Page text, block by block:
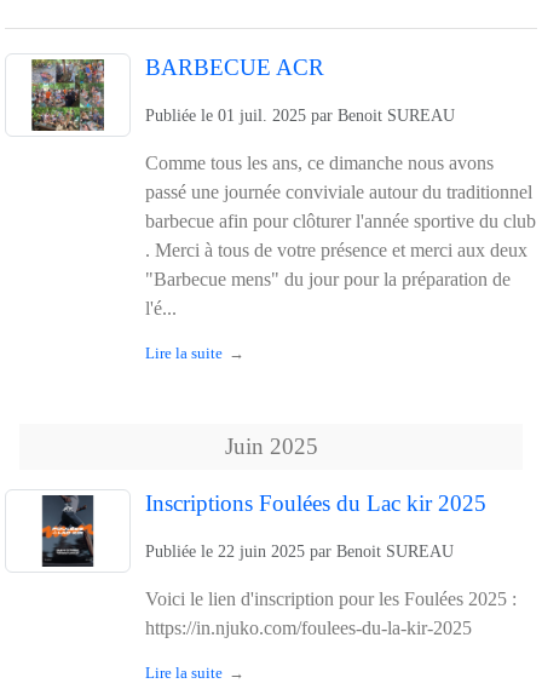
BARBECUE ACR
Publiée le 01 juil. 2025 par Benoit SUREAU
Comme tous les ans, ce dimanche nous avons
passé une journée conviviale autour du traditionnel
barbecue afin pour clôturer l'année sportive du club
. Merci à tous de votre présence et merci aux deux
"Barbecue mens" du jour pour la préparation de
l'é...
Lire la suite
Juin 2025
Inscriptions Foulées du Lac kir 2025
Publiée le 22 juin 2025 par Benoit SUREAU
Voici le lien d'inscription pour les Foulées 2025 :
https://in.njuko.com/foulees-du-la-kir-2025
Lire la suite